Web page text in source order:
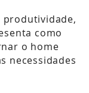
produtividade,
como
o home
necessidades